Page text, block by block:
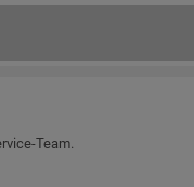
Team.